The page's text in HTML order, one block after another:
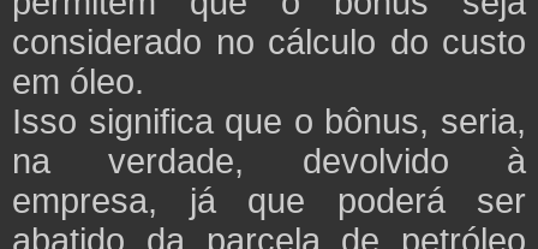
considerado no cálculo do custo
em óleo.
Isso significa que o bônus, seria,
na verdade, devolvido à
empresa, já que poderá ser
abatido da parcela de petróleo